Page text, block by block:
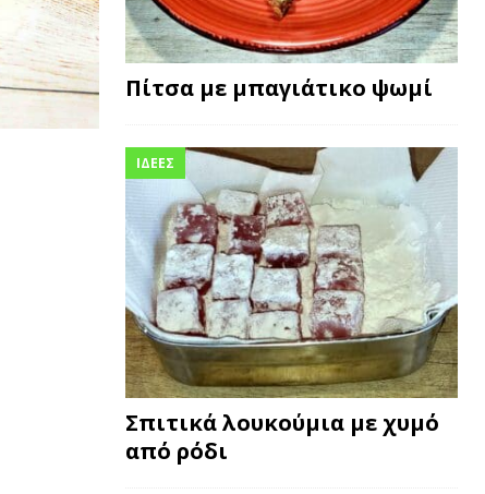
Πίτσα με μπαγιάτικο ψωμί
ΙΔΕΕΣ
Σπιτικά λουκούμια με χυμό
από ρόδι